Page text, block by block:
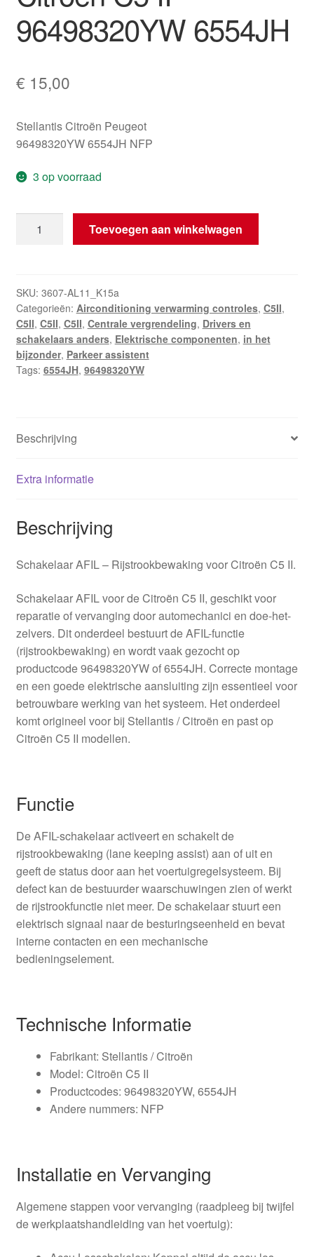
96498320YW 6554JH
€ 15,00
Stellantis Citroën Peugeot
96498320YW 6554JH NFP
3 op voorraad
II
96498320YW
6554JH
hoeveelheid
Toevoegen aan winkelwagen
SKU: 3607-AL11_K15a
Categorieën: Airconditioning verwarming controles, C5II,
C5II, C5II, C5II, Centrale vergrendeling, Drivers en
schakelaars anders, Elektrische componenten, in het
bijzonder, Parkeer assistent
Tags: 6554JH, 96498320YW
Beschrijving
Extra informatie
Beschrijving
Schakelaar AFIL – Rijstrookbewaking voor Citroën C5 II.
Schakelaar AFIL voor de Citroën C5 II, geschikt voor
reparatie of vervanging door automechanici en doe-het-
zelvers. Dit onderdeel bestuurt de AFIL-functie
(rijstrookbewaking) en wordt vaak gezocht op
productcode 96498320YW of 6554JH. Correcte montage
en een goede elektrische aansluiting zijn essentieel voor
betrouwbare werking van het systeem. Het onderdeel
komt origineel voor bij Stellantis / Citroën en past op
Citroën C5 II modellen.
Functie
De AFIL-schakelaar activeert en schakelt de
rijstrookbewaking (lane keeping assist) aan of uit en
geeft de status door aan het voertuigregelsysteem. Bij
defect kan de bestuurder waarschuwingen zien of werkt
de rijstrookfunctie niet meer. De schakelaar stuurt een
elektrisch signaal naar de besturingseenheid en bevat
interne contacten en een mechanische
bedieningselement.
Technische Informatie
Fabrikant: Stellantis / Citroën
Model: Citroën C5 II
Productcodes: 96498320YW, 6554JH
Andere nummers: NFP
Installatie en Vervanging
Algemene stappen voor vervanging (raadpleeg bij twijfel
de werkplaatshandleiding van het voertuig):